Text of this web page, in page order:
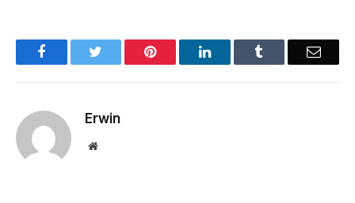
Facebook Pinterest LinkedIn Email
Erwin
Website